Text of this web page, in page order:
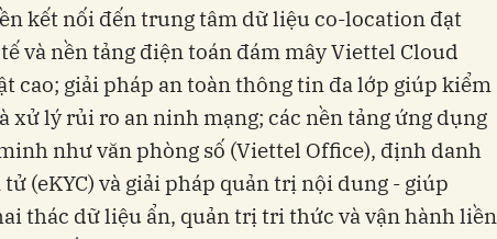
kết nối đến trung tâm dữ liệu co-location đạt
và nền tảng điện toán đám mây Viettel Cloud
cao; giải pháp an toàn thông tin đa lớp giúp kiểm
xử lý rủi ro an ninh mạng; các nền tảng ứng dụng
như văn phòng số (Viettel Office), định danh
(eKYC) và giải pháp quản trị nội dung - giúp
thác dữ liệu ẩn, quản trị tri thức và vận hành liền